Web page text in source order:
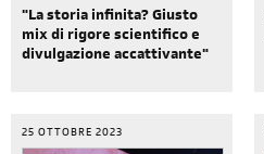
"La storia infinita? Giusto
mix di rigore scientifico e
divulgazione accattivante"
25 OTTOBRE 2023